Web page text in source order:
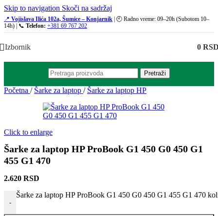
Skip to navigation Skoči na sadržaj
📍 Vojislava Ilića 102a, Šumice – Konjarnik | 🕘 Radno vreme: 09–20h (Subotom 10–
14h) | 📞 Telefon: +381 69 767 202
Izbornik 0
Pretraži
Početna / Šarke za laptop / Šarke za laptop HP
Click to enlarge
Šarke za laptop HP ProBook G1 450 G0 450 G1
455 G1 470
2.620 RSD
-
Šarke za laptop HP ProBook G1 450 G0 450 G1 455 G1 470